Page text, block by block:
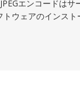
エンコードは
トウェアのインスト